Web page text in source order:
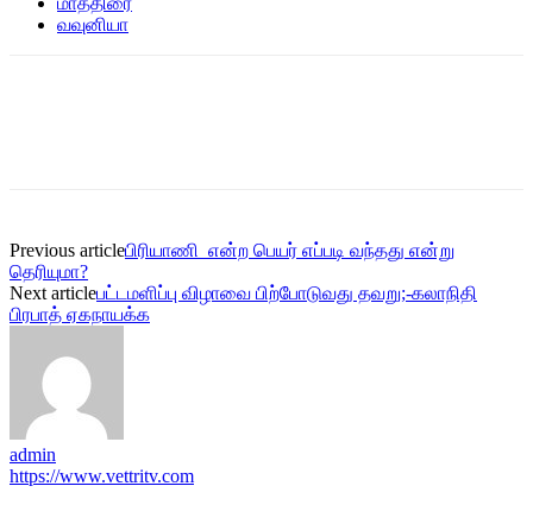
வவுனியா
Previous articleபிரியாணி என்ற பெயர் எப்படி வந்தது என்று
தெரியுமா?
Next articleபட்டமளிப்பு விழாவை பிற்போடுவது தவறு;-கலாநிதி
பிரபாத் ஏகநாயக்க
admin
https://www.vettritv.com